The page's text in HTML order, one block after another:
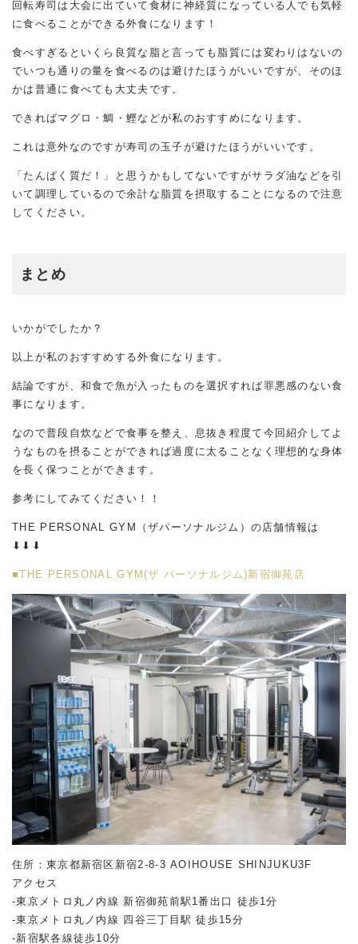
回転寿司は大会に出ていて食材に神経質になっている人でも気軽
に食べることができる外食になります！
食べすぎるといくら良質な脂と言っても脂質には変わりはないの
でいつも通りの量を食べるのは避けたほうがいいですが、そのほ
かは普通に食べても大丈夫です。
できればマグロ・鯛・鰹などが私のおすすめになります。
これは意外なのですが寿司の玉子が避けたほうがいいです。
「たんぱく質だ！」と思うかもしてないですがサラダ油などを引
いて調理しているので余計な脂質を摂取することになるので注意
してください。
まとめ
いかがでしたか？
以上が私のおすすめする外食になります。
結論ですが、和食で魚が入ったものを選択すれば罪悪感のない食
事になります。
なので普段自炊などで食事を整え、息抜き程度て今回紹介してよ
うなものを摂ることができれば過度に太ることなく理想的な身体
を長く保つことができます。
参考にしてみてください！！
THE PERSONAL GYM（ザパーソナルジム）の店舗情報は
⬇︎⬇︎⬇︎
■THE PERSONAL GYM(ザ パーソナルジム)新宿御苑店
住所：東京都新宿区新宿2-8-3 AOIHOUSE SHINJUKU3F
アクセス
-東京メトロ丸ノ内線 新宿御苑前駅1番出口 徒歩1分
-東京メトロ丸ノ内線 四谷三丁目駅 徒歩15分
-新宿駅各線徒歩10分